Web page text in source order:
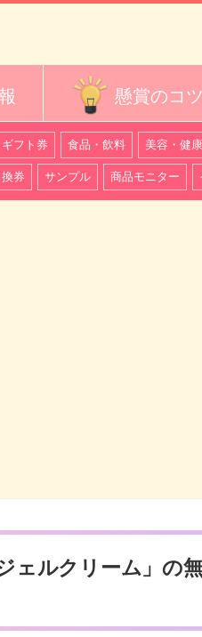
懸賞のコツ
フト券 食品・飲料 美容・健
券 サンプル 商品モニター
ェルクリーム」の